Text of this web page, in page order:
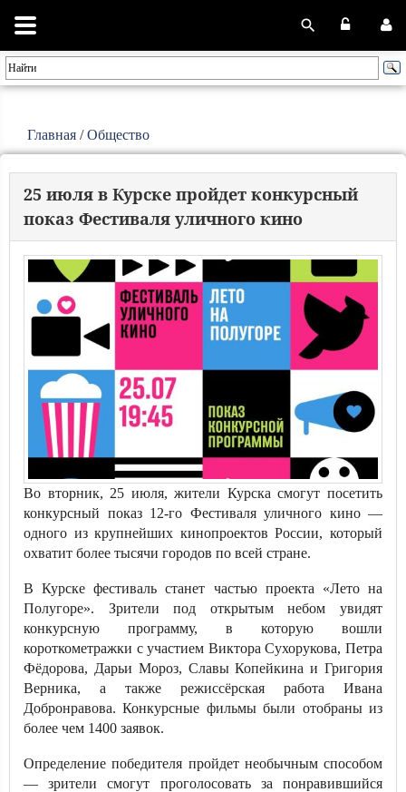
Главная /Общество
25 июля в Курске пройдет конкурсный
показ Фестиваля уличного кино
Во вторник, 25 июля, жители Курска смогут посетить
конкурсный показ 12-го Фестиваля уличного кино —
одного из крупнейших кинопроектов России, который
охватит более тысячи городов по всей стране.
В Курске фестиваль станет частью проекта «Лето на
Полугоре». Зрители под открытым небом увидят
конкурсную программу, в которую вошли
короткометражки с участием Виктора Сухорукова, Петра
Фёдорова, Дарьи Мороз, Славы Копейкина и Григория
Верника, а также режиссёрская работа Ивана
Добронравова. Конкурсные фильмы были отобраны из
более чем 1400 заявок.
Определение победителя пройдет необычным способом
— зрители смогут проголосовать за понравившийся